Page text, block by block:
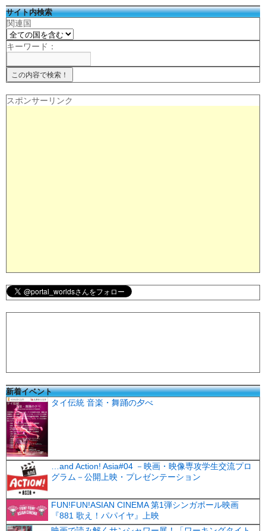
サイト内検索
関連国
キーワード：
スポンサーリンク
新着イベント
タイ伝統 音楽・舞踊の夕べ
…and Action! Asia#04 －映画・映像専攻学生交流プロ
グラム－公開上映・プレゼンテーション
FUN!FUN!ASIAN CINEMA 第1弾シンガポール映画
『881 歌え！パパイヤ』上映